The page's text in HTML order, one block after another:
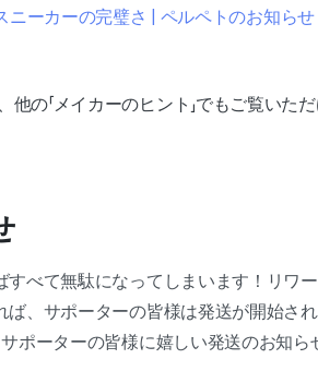
ーカーの完璧さ | ペルペトのお知らせ
の「メイカーのヒント」でもご覧いた
べて無駄になってしまいます！リワ
、サポーターの皆様は発送が開始さ
ポーターの皆様に嬉しい発送のお知ら